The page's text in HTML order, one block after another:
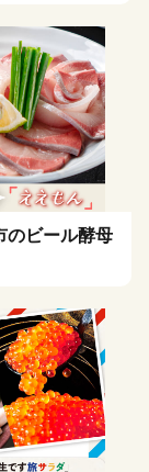
のビール酵母